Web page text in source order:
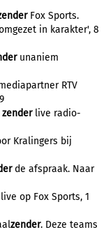
Fox Sports.
in karakter', 8
unaniem
RTV
zenderlive radio-
Kralingers bij
de afspraak. Naar
op Fox Sports, 1
zender. Deze teams